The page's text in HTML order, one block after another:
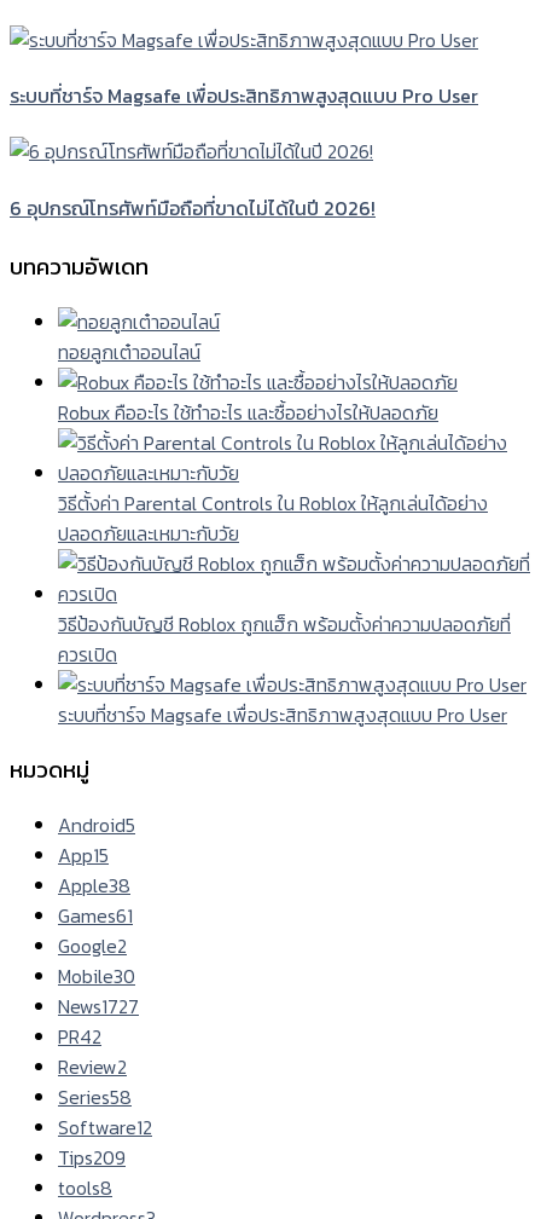
ระบบที่ชาร์จ Magsafe เพื่อประสิทธิภาพสูงสุดแบบ Pro User
6 อุปกรณ์โทรศัพท์มือถือที่ขาดไม่ได้ในปี 2026!
บทความอัพเดท
ทอยลูกเต๋าออนไลน์
Robux คืออะไร ใช้ทำอะไร และซื้ออย่างไรให้ปลอดภัย
วิธีตั้งค่า Parental Controls ใน Roblox ให้ลูกเล่นได้อย่าง
ปลอดภัยและเหมาะกับวัย
วิธีป้องกันบัญชี Roblox ถูกแฮ็ก พร้อมตั้งค่าความปลอดภัยที่
ควรเปิด
ระบบที่ชาร์จ Magsafe เพื่อประสิทธิภาพสูงสุดแบบ Pro User
หมวดหมู่
Android5
App15
Apple38
Games61
Google2
Mobile30
News1727
PR42
Review2
Series58
Software12
Tips209
tools8